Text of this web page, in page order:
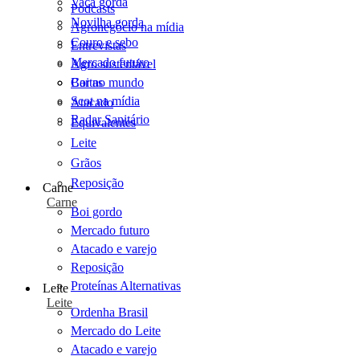
Podcasts
Agronegócio na mídia
Entrevistas
Agro sustentável
Cartas
Scot na mídia
Radar Sanitário
Novilha gorda
Couro e sebo
Mercado futuro
Boi no mundo
Atacado
Equivalentes
Leite
Grãos
Reposição
Carne
Carne
Boi gordo
Mercado futuro
Atacado e varejo
Reposição
Proteínas Alternativas
Leite
Leite
Ordenha Brasil
Mercado do Leite
Atacado e varejo